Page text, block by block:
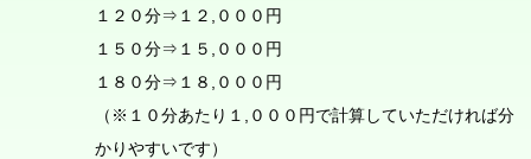
１２０分⇒１２,０００円
１５０分⇒１５,０００円
１８０分⇒１８,０００円
（※１０分あたり１,０００円で計算していただければ分
かりやすいです）